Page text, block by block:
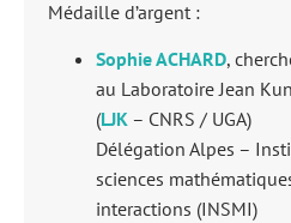
Médaille d’argent :
Sophie ACHARD,
au Laboratoire Jean
(LJK – CNRS / UGA)
Délégation Alpes –
sciences
interactions (INSMI)